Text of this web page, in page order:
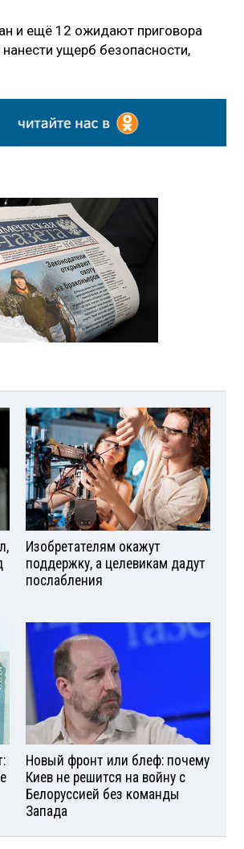
и ещё 12 ожидают приговора
ущерб безопасности,
Изобретателям окажут
поддержку, а целевикам дадут
послабления
Новый фронт или блеф: почему
Киев не решится на войну с
Белоруссией без команды
Запада